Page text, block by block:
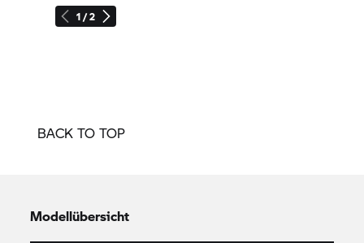
1 / 2
BACK TO TOP
Modellübersicht